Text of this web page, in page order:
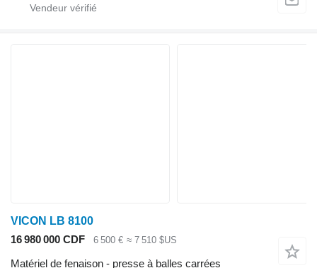
VICON LB 8100
16 980 000 CDF
6 500 € ≈ 7 510 $US
Matériel de fenaison - presse à balles carrées